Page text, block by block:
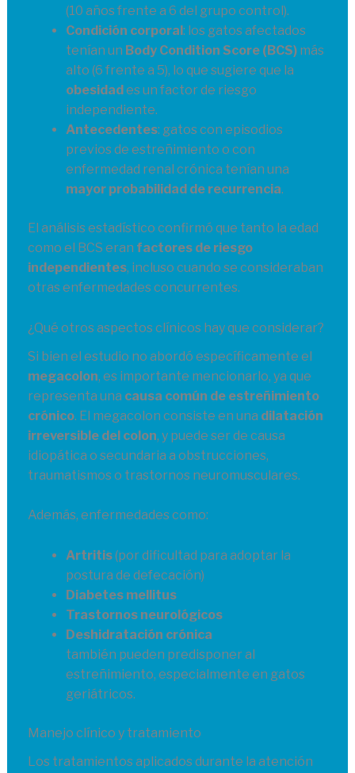
(10 años frente a 6 del grupo control).
Condición corporal: los gatos afectados
tenían un Body Condition Score (BCS)más
alto (6 frente a 5), lo que sugiere que la
obesidades un factor de riesgo
independiente.
Antecedentes: gatos con episodios
previos de estreñimiento o con
enfermedad renal crónica tenían una
mayor probabilidad de recurrencia.
El análisis estadístico confirmó que tanto la edad
como el BCS eran factores de riesgo
independientes, incluso cuando se consideraban
otras enfermedades concurrentes.
¿Qué otros aspectos clínicos hay que considerar?
Si bien el estudio no abordó específicamente el
megacolon, es importante mencionarlo, ya que
representa una causa común de estreñimiento
crónico. El megacolon consiste en una dilatación
irreversible del colon, y puede ser de causa
idiopática o secundaria a obstrucciones,
traumatismos o trastornos neuromusculares.
Además, enfermedades como:
Artritis(por dificultad para adoptar la
postura de defecación)
Diabetes mellitus
Trastornos neurológicos
Deshidratación crónica
también pueden predisponer al
estreñimiento, especialmente en gatos
geriátricos.
Manejo clínico y tratamiento
Los tratamientos aplicados durante la atención